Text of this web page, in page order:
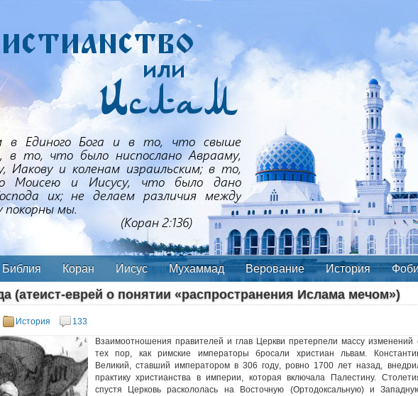
Библия Коран Иисус Мухаммад Верование История
(атеист-еврей о понятии «распространения Ислама мечом»)
История
133
Взаимоотношения правителей и глав Церкви претерпели массу изменений
тех пор, как римские императоры бросали христиан львам.
Великий, ставший императором в 306 году, ровно 1700 лет назад,
практику христианства в империи, которая включала Палестину.
спустя Церковь раскололась на Восточную (Ортодоксальную) и